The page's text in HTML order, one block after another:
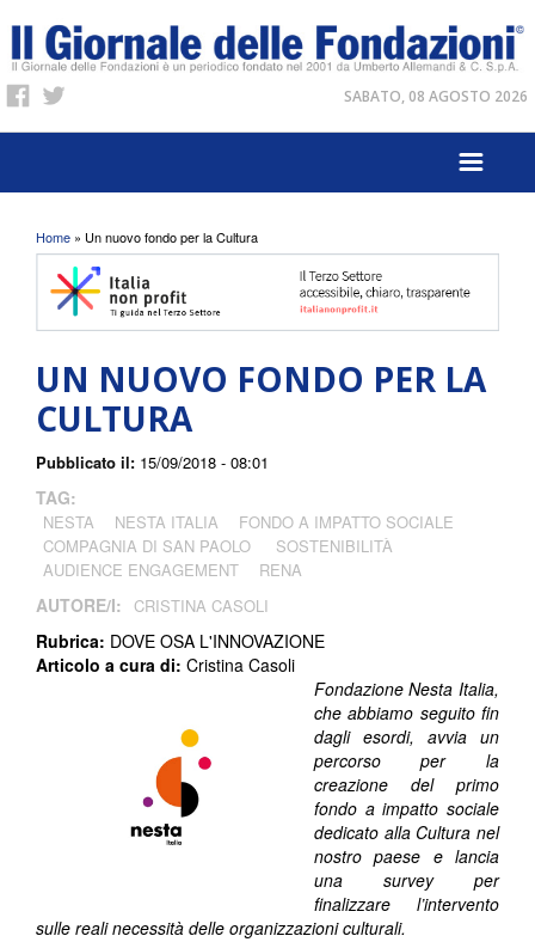
SABATO, 08 AGOSTO 2026
Tu sei qui
Home » Un nuovo fondo per la Cultura
UN NUOVO FONDO PER LA
CULTURA
Pubblicato il: 15/09/2018 - 08:01
TAG:
NESTA NESTA ITALIA
FONDO A IMPATTO SOCIALE
COMPAGNIA DI SAN PAOLO
SOSTENIBILITÀ
AUDIENCE ENGAGEMENT
RENA
AUTORE/I: CRISTINA CASOLI
Rubrica: DOVE OSA L'INNOVAZIONE
Articolo a cura di: Cristina Casoli
Fondazione Nesta Italia,
che abbiamo seguito fin
dagli esordi, avvia un
percorso per la
creazione del primo
fondo a impatto sociale
dedicato alla Cultura nel
nostro paese e lancia
una survey per
finalizzare l’intervento
sulle reali necessità delle organizzazioni culturali.